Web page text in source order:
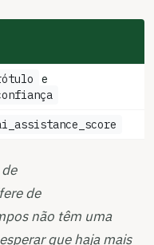
e
de
não têm uma
que haja mais